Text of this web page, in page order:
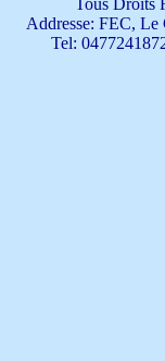
Tous Droits
Addresse: FEC,
Tel: